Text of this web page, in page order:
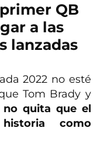
QB
a las
lanzadas
2022 no esté
Tom Brady y
no quita que el
como